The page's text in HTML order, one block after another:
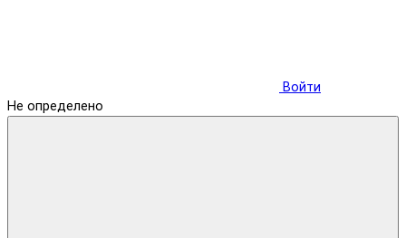
Войти
Не определено